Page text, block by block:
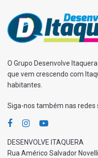
O Grupo Desenvolve
que vem crescendo com
habitantes.
Siga-nos também nas redes
DESENVOLVE ITAQUERA
Rua Américo Salvador